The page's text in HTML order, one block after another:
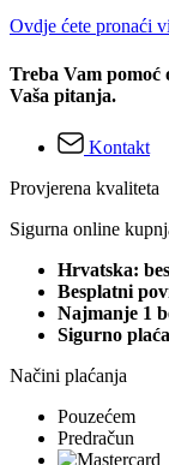
Ovdje ćete pronaći
Treba Vam pomoć
Vaša pitanja.
Kontakt
Provjerena kvaliteta
Sigurna online
Hrvatska:
Besplatni
Najmanje 1
Sigurno
Načini plaćanja
Pouzećem
Predračun